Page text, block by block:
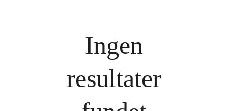
Ingen
resultater